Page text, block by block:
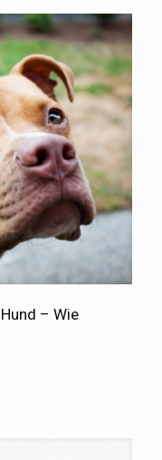
– Wie